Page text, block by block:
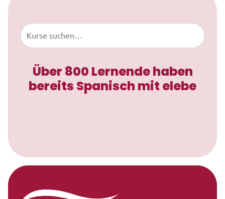
Buscar
Über 800 Lernende haben
bereits Spanisch mit elebe